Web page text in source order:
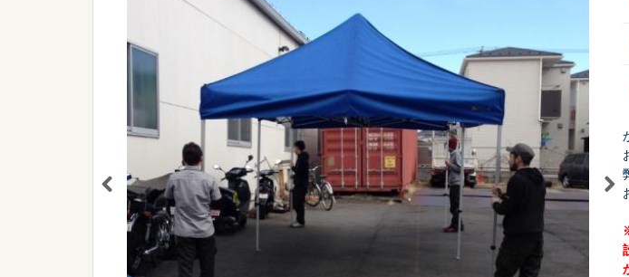
冷暖房用品レンタル 発電機レンタル
野球・ソフトボール
用品レンタル
シーン
から探す
販促 スポーツ 祭り・縁日